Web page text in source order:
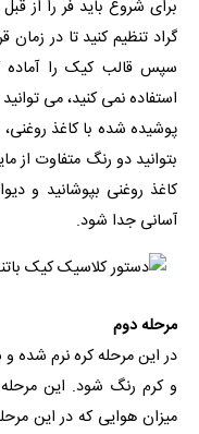
برای شروع باید فر را از
گراد تنظیم کنید تا در
سپس قالب کیک را آماده
استفاده نمی کنید، می
پوشیده شده با کاغذ
بتوانید دو رنگ متفاوت از
کاغذ روغنی بپوشانید و
آسانی جدا شود.
مرحله دوم
در این مرحله کره نرم شده
و کرم رنگ شود. این
میزان هوایی که در این